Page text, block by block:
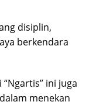
disiplin,
berkendara
ini juga
menekan